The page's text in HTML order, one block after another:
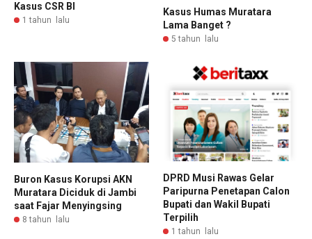
Kasus CSR BI
1 tahun lalu
Kasus Humas Muratara
Lama Banget ?
5 tahun lalu
Buron Kasus Korupsi AKN
Muratara Diciduk di Jambi
saat Fajar Menyingsing
8 tahun lalu
DPRD Musi Rawas Gelar
Paripurna Penetapan Calon
Bupati dan Wakil Bupati
Terpilih
1 tahun lalu